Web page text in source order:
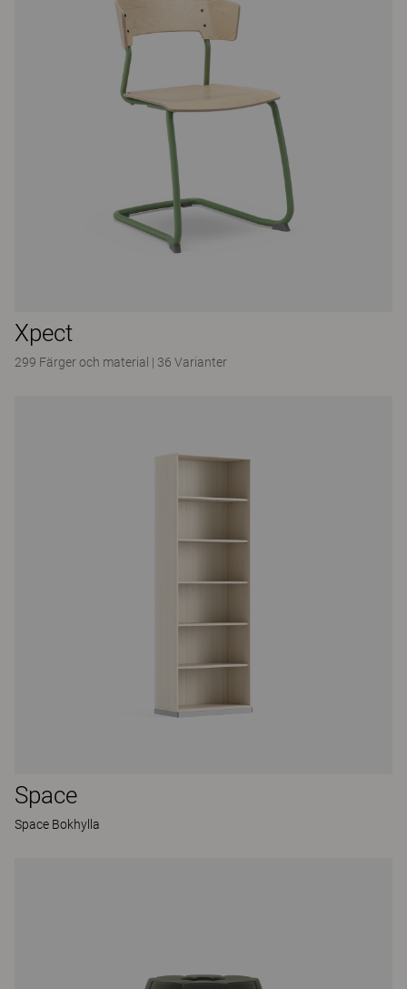
Xpect
299 Färger och material | 36 Varianter
Space
Space Bokhylla